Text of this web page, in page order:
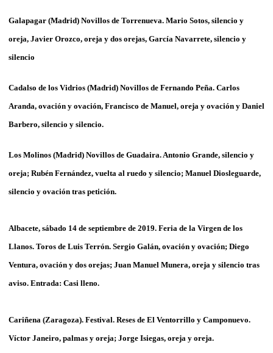
Galapagar (Madrid) Novillos de Torrenueva. Mario Sotos, silencio y
oreja, Javier Orozco, oreja y dos orejas, García Navarrete, silencio y
silencio
Cadalso de los Vidrios (Madrid) Novillos de Fernando Peña. Carlos
Aranda, ovación y ovación, Francisco de Manuel, oreja y ovación y Daniel
Barbero, silencio y silencio.
Los Molinos (Madrid) Novillos de Guadaira. Antonio Grande, silencio y
oreja; Rubén Fernández, vuelta al ruedo y silencio; Manuel Diosleguarde,
silencio y ovación tras petición.
Albacete, sábado 14 de septiembre de 2019. Feria de la Virgen de los
Llanos. Toros de Luis Terrón. Sergio Galán, ovación y ovación; Diego
Ventura, ovación y dos orejas; Juan Manuel Munera, oreja y silencio tras
aviso. Entrada: Casi lleno.
Cariñena (Zaragoza). Festival. Reses de El Ventorrillo y Camponuevo.
Víctor Janeiro, palmas y oreja; Jorge Isiegas, oreja y oreja.